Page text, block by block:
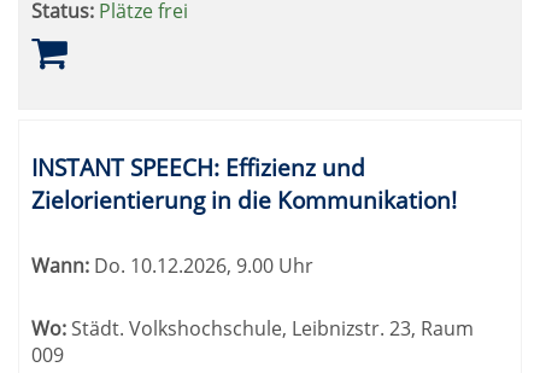
Status: Plätze frei
INSTANT SPEECH: Effizienz und
Zielorientierung in die Kommunikation!
Wann: Do. 10.12.2026, 9.00 Uhr
Wo:Städt. Volkshochschule, Leibnizstr. 23, Raum
009